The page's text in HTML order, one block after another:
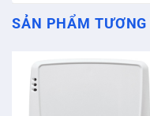
SẢN PHẨM